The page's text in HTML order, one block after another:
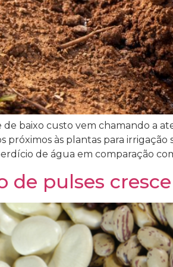
de baixo custo vem chamando a
próximos às plantas para
de água em comparação
de pulses